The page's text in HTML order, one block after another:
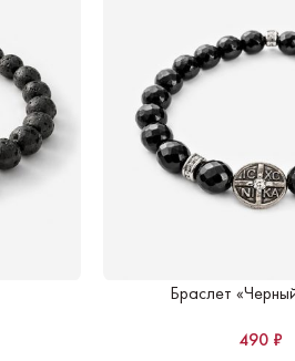
Браслет
490 ₽